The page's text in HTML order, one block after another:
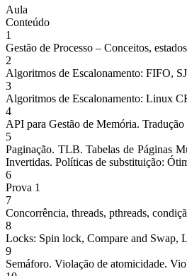
Aula
Conteúdo
1
Gestão de Processo – Conceitos,
2
Algoritmos de Escalonamento: FIFO,
3
Algoritmos de Escalonamento: Linux
4
API para Gestão de Memória.
5
Paginação. TLB. Tabelas de Páginas
Invertidas. Políticas de substituição:
6
Prova 1
7
Concorrência, threads, pthreads,
8
Locks: Spin lock, Compare and Swap,
9
Semáforo. Violação de atomicidade.